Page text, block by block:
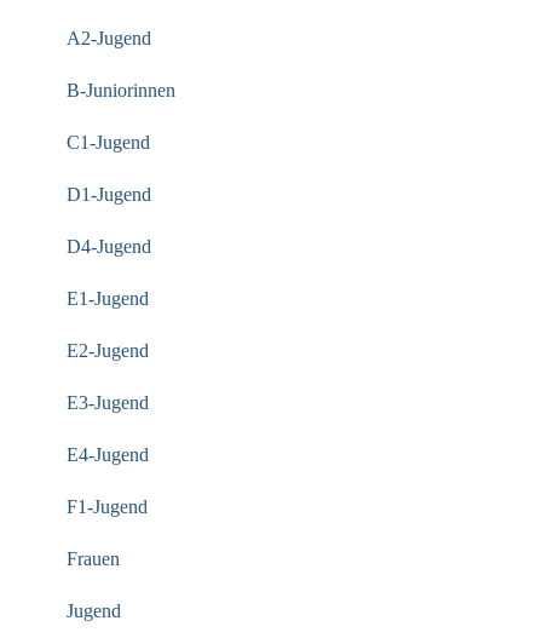
A2-Jugend
B-Juniorinnen
C1-Jugend
D1-Jugend
D4-Jugend
E1-Jugend
E2-Jugend
E3-Jugend
E4-Jugend
F1-Jugend
Frauen
Jugend